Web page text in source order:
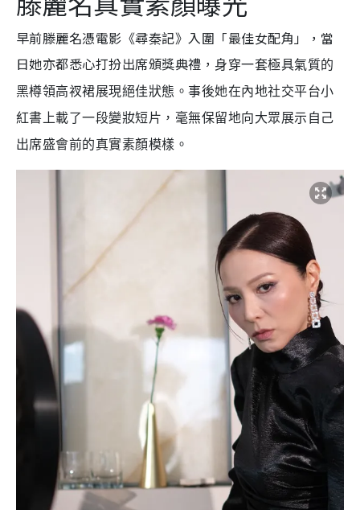
早前滕麗名憑電影《尋秦記》入圍「最佳女配角」，當
日她亦都悉心打扮出席頒獎典禮， 身穿一套極具氣質的
黑樽領高衩裙展現絕佳狀態。事後她在內地社交平台小
紅書上載了一段變妝短片，毫無保留地向大眾展示自己
出席盛會前的真實素顏模樣。